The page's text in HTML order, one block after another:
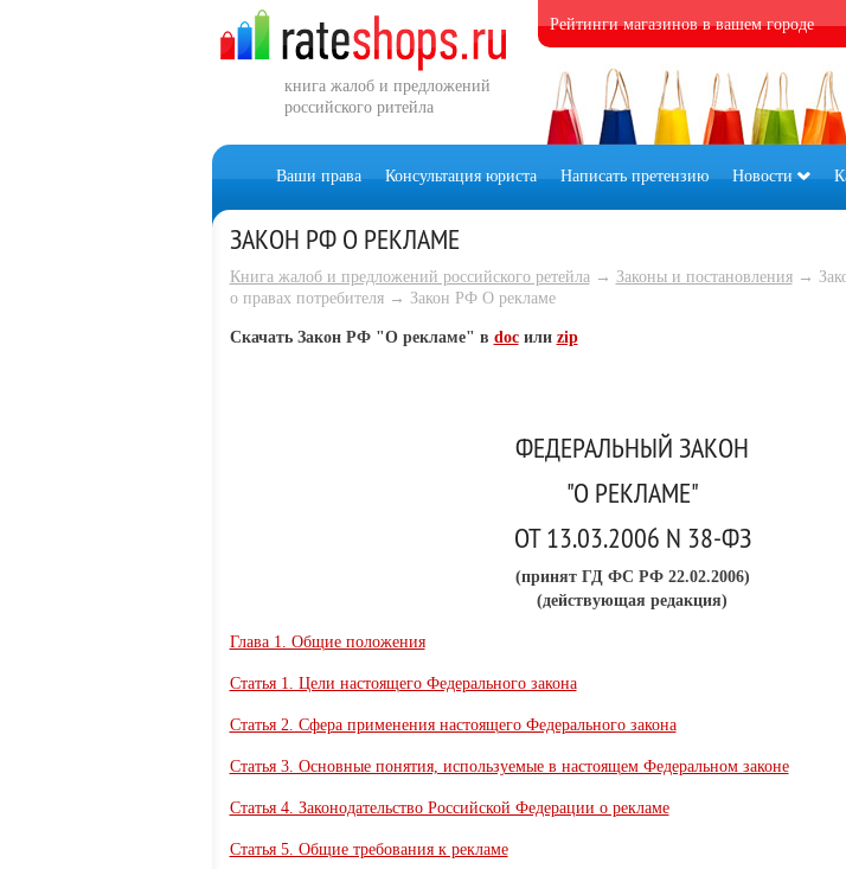
книга жалоб и предложений
российского ритейла
Рейтинги магазинов в вашем городе
Ваши права Консультация юриста Написать претензию Новости
ЗАКОН РФ О РЕКЛАМЕ
Книга жалоб и предложений российского ретейла→ Законы и постановления→
о правах потребителя → Закон РФ О рекламе
Скачать Закон РФ "О рекламе" в docили zip
ФЕДЕРАЛЬНЫЙ ЗАКОН
"О РЕКЛАМЕ"
ОТ 13.03.2006 N 38-ФЗ
(принят ГД ФС РФ 22.02.2006)
(действующая редакция)
Глава 1. Общие положения
Статья 1. Цели настоящего Федерального закона
Статья 2. Сфера применения настоящего Федерального закона
Статья 3. Основные понятия, используемые в настоящем Федеральном законе
Статья 4. Законодательство Российской Федерации о рекламе
Статья 5. Общие требования к рекламе